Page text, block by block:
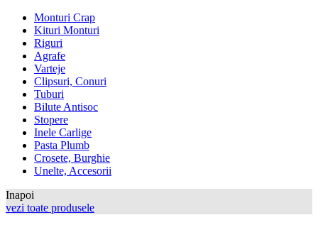
Monturi Crap
Kituri Monturi
Riguri
Agrafe
Varteje
Clipsuri, Conuri
Tuburi
Bilute Antisoc
Stopere
Inele Carlige
Pasta Plumb
Crosete, Burghie
Unelte, Accesorii
Inapoi
vezi toate produsele